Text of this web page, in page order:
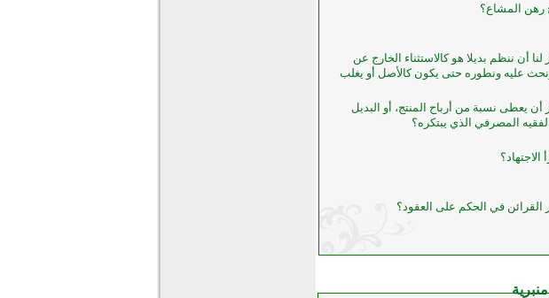
المشاع؟
أن ننظم بديلا هو كالاستثناء الخارج عن
عليه ونطوره حتى يكون كالأصل أو يغلب
أن يعطى نسبة من أرباح المنتج، أو البديل
المصرفي الذي يبتكره؟
الاجتهاد؟
القرائن في الحكم على العقود؟